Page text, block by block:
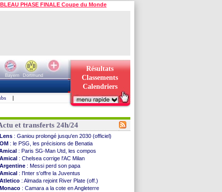
PHASE FINALE Coupe du Monde
Bayern
Dortmund
Résultats
Classements
Calendriers
|
et transferts 24h/24
Lens : Ganiou prolongé jusqu'en 2030 (officiel)
OM : le PSG, les précisions de Benatia
: Paris SG-Man Utd, les compos
Amical : Chelsea corrige l'AC Milan
Argentine : Messi perd son papa
Amical : l'Inter s'offre la Juventus
Atletico : Almada rejoint River Plate (off.)
Monaco : Camara a la cote en Angleterre